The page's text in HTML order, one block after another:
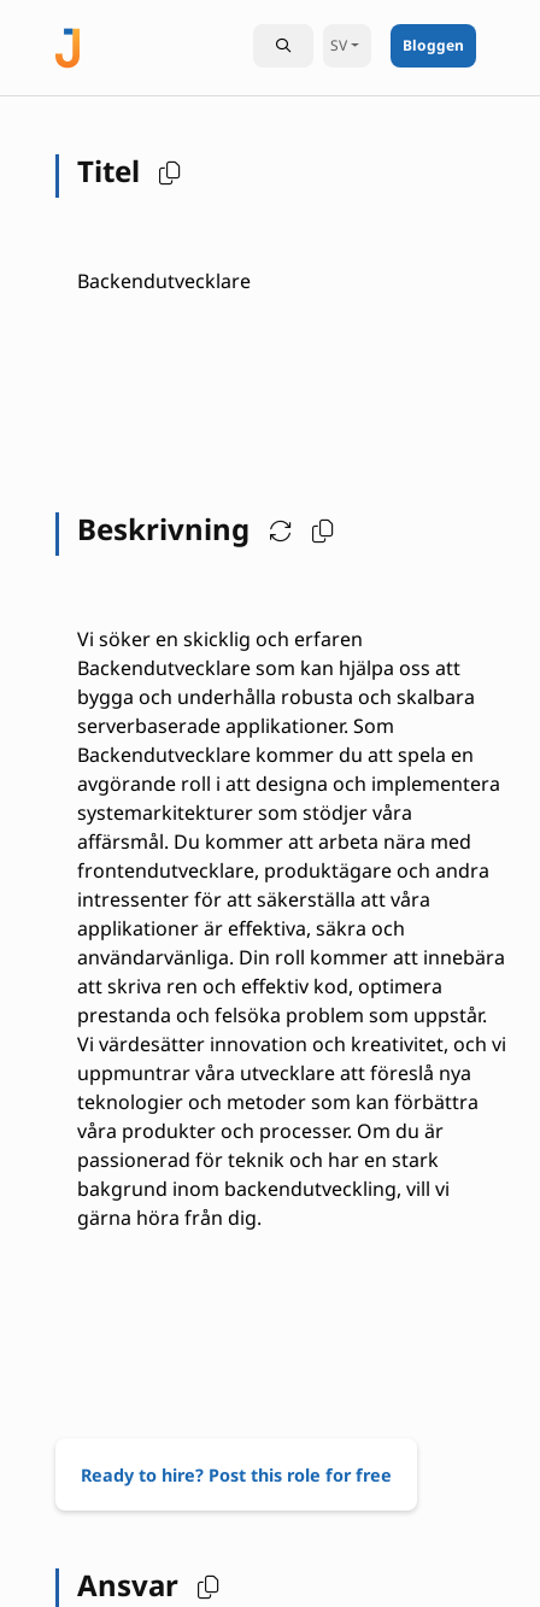
SV Bloggen
Titel
Backendutvecklare
Beskrivning
Vi söker en skicklig och erfaren
Backendutvecklare som kan hjälpa oss att
bygga och underhålla robusta och skalbara
serverbaserade applikationer. Som
Backendutvecklare kommer du att spela en
avgörande roll i att designa och implementera
systemarkitekturer som stödjer våra
affärsmål. Du kommer att arbeta nära med
frontendutvecklare, produktägare och andra
intressenter för att säkerställa att våra
applikationer är effektiva, säkra och
användarvänliga. Din roll kommer att innebära
att skriva ren och effektiv kod, optimera
prestanda och felsöka problem som uppstår.
Vi värdesätter innovation och kreativitet, och vi
uppmuntrar våra utvecklare att föreslå nya
teknologier och metoder som kan förbättra
våra produkter och processer. Om du är
passionerad för teknik och har en stark
bakgrund inom backendutveckling, vill vi
gärna höra från dig.
Ready to hire? Post this role for free
Ansvar